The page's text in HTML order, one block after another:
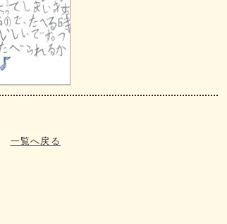
一覧へ戻る